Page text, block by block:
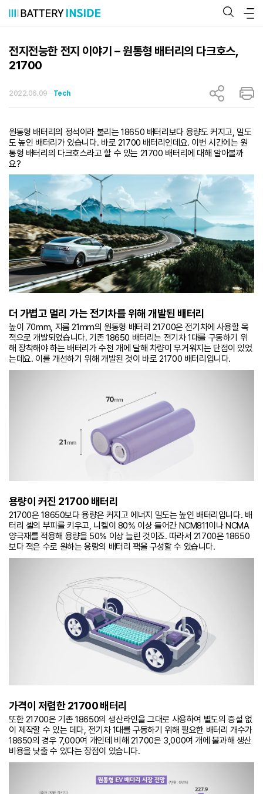
츠
전지전능한 전지 이야기 – 원통형 배터리의 다크호스,
21700
2022.06.09 Tech
원통형 배터리의 정석이라 불리는 18650 배터리보다 용량도 커지고, 밀도
도 높인 배터리가 있습니다. 바로 21700 배터리인데요. 이번 시간에는 원
통형 배터리의 다크호스라고 할 수 있는 21700 배터리에 대해 알아볼까
요?
더 가볍고 멀리 가는 전기차를 위해 개발된 배터리
높이 70mm, 지름 21mm의 원통형 배터리 21700은 전기차에 사용할 목
적으로 개발되었습니다. 기존 18650 배터리는 전기차 1대를 구동하기 위
해 장착해야 하는 배터리가 수천 개에 달해 차량이 무거워지는 단점이 있었
는데요. 이를 개선하기 위해 개발된 것이 바로 21700 배터리입니다.
용량이 커진 21700 배터리
21700은 18650보다 용량은 커지고 에너지 밀도는 높인 배터리입니다. 배
터리 셀의 부피를 키우고, 니켈이 80% 이상 들어간 NCM811이나 NCMA
양극재를 적용해 용량을 50% 이상 늘린 것이죠. 따라서 21700은 18650
보다 적은 수로 원하는 용량의 배터리 팩을 구성할 수 있습니다.
가격이 저렴한 21700 배터리
또한 21700은 기존 18650의 생산라인을 그대로 사용하여 별도의 증설 없
이 제작할 수 있는 데다, 전기차 1대를 구동하기 위해 필요한 배터리 개수가
18650의 경우 7,000여 개인데 비해 21700은 3,000여 개에 불과해 생산
비용을 낮출 수 있다는 장점이 있습니다.